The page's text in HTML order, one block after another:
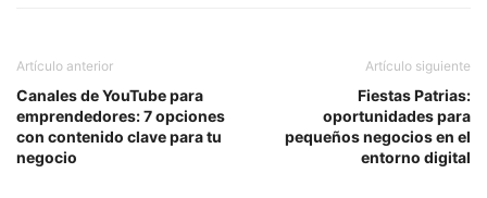
Artículo anterior
Canales de YouTube para
emprendedores: 7 opciones
con contenido clave para tu
negocio
Artículo siguiente
Fiestas Patrias:
oportunidades para
pequeños negocios en el
entorno digital